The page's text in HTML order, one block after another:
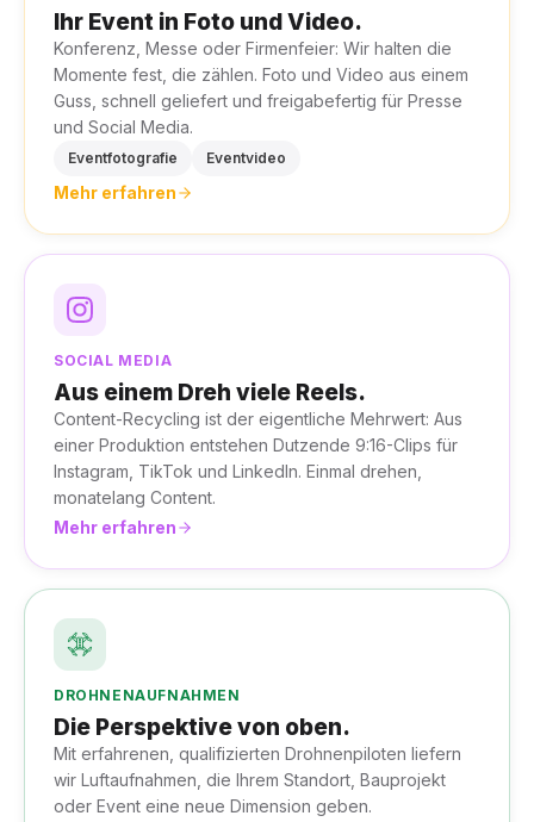
Ihr Event in Foto und Video.
Konferenz, Messe oder Firmenfeier: Wir halten die
Momente fest, die zählen. Foto und Video aus einem
Guss, schnell geliefert und freigabefertig für Presse
und Social Media.
Eventfotografie Eventvideo
Mehr erfahren
SOCIAL MEDIA
Aus einem Dreh viele Reels.
Content-Recycling ist der eigentliche Mehrwert: Aus
einer Produktion entstehen Dutzende 9:16-Clips für
Instagram, TikTok und LinkedIn. Einmal drehen,
monatelang Content.
Mehr erfahren
DROHNENAUFNAHMEN
Die Perspektive von oben.
Mit erfahrenen, qualifizierten Drohnenpiloten liefern
wir Luftaufnahmen, die Ihrem Standort, Bauprojekt
oder Event eine neue Dimension geben.